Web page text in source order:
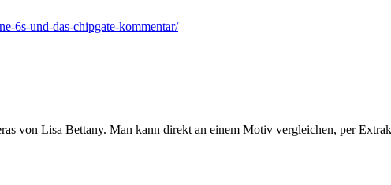
6s-und-das-chipgate-kommentar/
von Lisa Bettany. Man kann direkt an einem Motiv vergleichen, per